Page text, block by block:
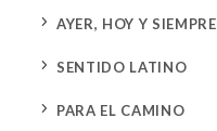
5 AYER, HOY Y SIEMPRE
5 SENTIDO LATINO
5 PARA EL CAMINO